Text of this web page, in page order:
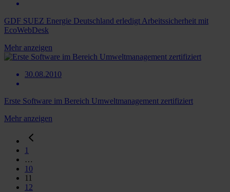
GDF SUEZ Energie Deutschland erledigt Arbeitssicherheit mit
EcoWebDesk
Mehr anzeigen
30.08.2010
Erste Software im Bereich Umweltmanagement zertifiziert
Mehr anzeigen
1
…
10
11
12